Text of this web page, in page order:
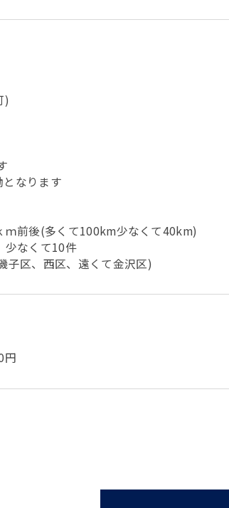
)
なります
前後(多くて100km少なくて40km)
なくて10件
区、西区、遠くて金沢区)
円